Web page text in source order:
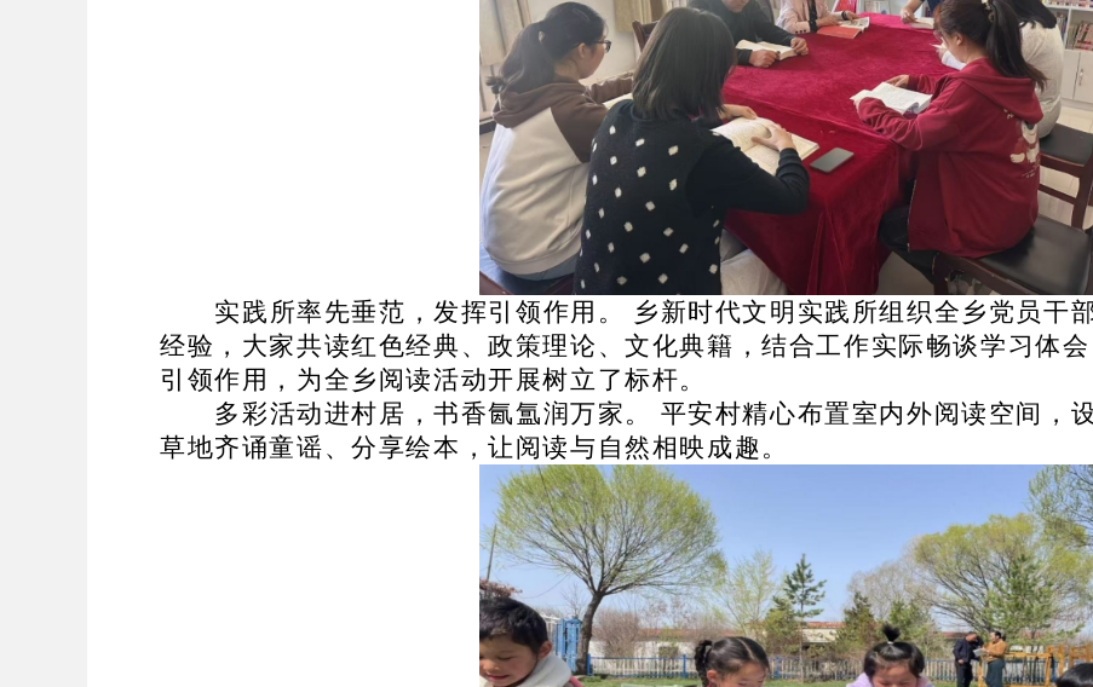
实践所率先垂范，发挥引领作用。
乡新时代文明实践所组织全乡党员干
经验，大家共读红色经典、政策理论、文化典籍，结合工作实际畅谈学习体
引领作用，为全乡阅读活动开展树立了标杆。
多彩活动进村居，书香氤氲润万家。
平安村精心布置室内外阅读空间，
草地齐诵童谣、分享绘本，让阅读与自然相映成趣。